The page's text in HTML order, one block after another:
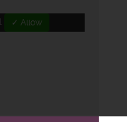
✓ Allow